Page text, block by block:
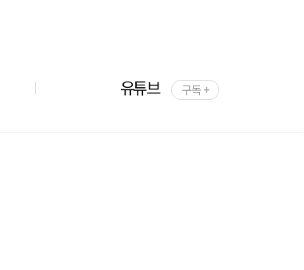
유튜브 구독 +